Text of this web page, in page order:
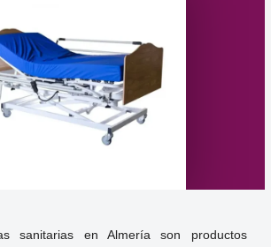
sanitarias en Almería son productos